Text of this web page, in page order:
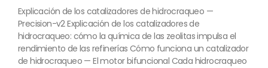
Explicación de los catalizadores de hidrocraqueo —
Precision-v2 Explicación de los catalizadores de
hidrocraqueo: cómo la química de las zeolitas impulsa el
rendimiento de las refinerías Cómo funciona un catalizador
de hidrocraqueo — El motor bifuncional Cada hidrocraqueo